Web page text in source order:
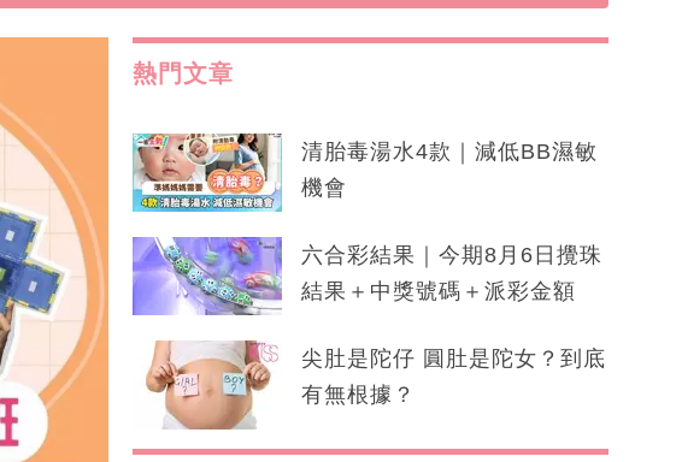
熱門文章
清胎毒湯水4款｜減低BB濕敏
機會
六合彩結果｜今期8月6日攪珠
結果＋中獎號碼＋派彩金額
尖肚是陀仔 圓肚是陀女？到底
有無根據？